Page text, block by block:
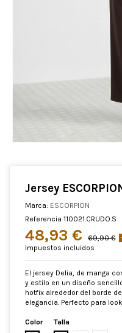
Jersey
Marca: ESCORPION
Referencia 110021.CRUDO.S
48,93 € 69,90 €
Impuestos incluidos
El jersey Delia, de manga
y estilo en un diseño
hotfix alrededor del borde
elegancia. Perfecto para
Color
Talla